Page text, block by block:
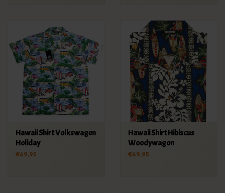
Hawaii Shirt Volkswagen
Holiday
€69,95
Hawaii Shirt Hibiscus
Woodywagon
€69,95